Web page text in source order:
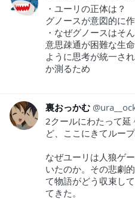
・ユーリの正体は？
グノースが意図的に
・なぜグノースはそ
意思疎通が困難な生
ように思考が統一さ
か測るため
裏おっかむ
2クールにわたって延
ど、ここにきてルー
なぜユーリは人狼ゲ
いたのか。その悲劇
て物語がどう収束し
てきた。